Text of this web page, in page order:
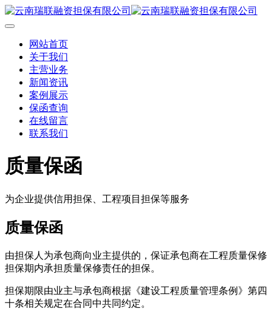
网站首页
关于我们
主营业务
新闻资讯
案例展示
保函查询
在线留言
联系我们
质量保函
为企业提供信用担保、工程项目担保等服务
质量保函
由担保人为承包商向业主提供的，保证承包商在工程质量保修
担保期内承担质量保修责任的担保。
担保期限由业主与承包商根据《建设工程质量管理条例》第四
十条相关规定在合同中共同约定。